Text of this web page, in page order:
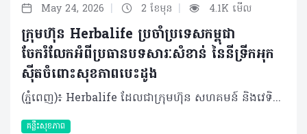
May 24, 2026 | 2 ខែមុន | 4.1K មើល
ក្រុមហ៊ុន Herbalife ប្រចាំប្រទេសកម្ពុជា
ចែករំលែកអំពីប្រធានបទសារៈសំខាន់ នៃនីទ្រីកអុក
ស៊ីតចំពោះសុខភាពបេះដូង
(ភ្នំពេញ)៖ Herbalife ដែលជាក្រុមហ៊ុន សហគមន៍ និងវេទិកាភ្ជាប់ទំនាក់ទំនងលំដាប់ថ្នាក់ពិភពលោក ផ្នែកសុខភាព និងសុខុមាលភាពបានចែករំលែកអំពីសារៈសំខាន់នៃនីទ្រីកអុកស៊ីតចំពោះសុខភាពបេះដូង និងថាតើអ្វីទៅជាការជំរុញនីទ្រីកអុកស៊ីត? មានកត្តាជាច្រើនក្នុងការរស់នៅឱ្យបានល្អបំផុត ហើយក៏មិនចាំបាច់ពិបាកស្មុគស្មាញអ្វីច្រើននោះដែរ។ មានវិធីសាមញ្ញមួយចំនួនដើម្បីគាំទ្រដល់សុខភាពបេះដូងរបស់អ្នកឱ្យមានសុខភាពល្អគឺ តាមរយៈរបបអាហារត្រឹមត្រូវ ការហាត់ប្រាណឱ្យបានទៀងទាត់ និងការទទួលទានអាហាររូបត្ថម្ភជំនួយ។របបអាហារ និងលំហាត់ប្រាណគឺងាយស្រួល ប៉ុន្តែអាហាររូបត្ថម្ភជំនួយវិញ? វិធីដ៏ល្អបំផុតមួយដើម្បីជួយការពារបេះដូងរបស់អ្នកគឺ តាមរយៈនីទ្រីកអុកស៊ីត ឬ ពាក្យកាត់ NO។ តើនីទ្រីកអុកស៊ីតដំណើរការយ៉ាងដូចម្តេច? នីទ្រីកអុកស៊ីត គឺជាឧស្ម័នដែលកើតឡើងពីធម្មជាតិដែលមាននៅទាំងក្នុង និងក្រៅរាងកាយ។ វាការពារប្រព័ន្ធសរសៃឈាមបេះដូងរបស់អ្នកពីការខូចខាត និងការចុះខ្សោយតាមវ័យ ដោយលើកកម្ពស់ភាពយឺត នៃសរសៃឈាម។ នីទ្រីកអុកស៊ីតជួយឱ្យជញ្ជាំងសរសៃឈាមរបស់អ្នកសម្រាក និងរីកធំ ដើម្បីឱ្យកោសិកាឈាមអាចរត់បានយ៉ាងងាយស្រួល។ ដំណើរការនេះអនុញ្ញាតឱ្យសារធាតុចិញ្ចឹម និងអុកស៊ីហ្សែនត្រូវបានបញ្ជូនទៅកាន់រាងកាយឱ្យកាន់តែមានប្រសិទ្ធភាព។ អត្ថប្រយោជន៍ នៃនីទ្រីកអុកស៊ីត នីទ្រីកអុកស៊ីតត្រូវបានគេហៅថាជា "Miracle Molecule" ឬ “ម៉ូលេគុលអស្ចារ្យ” ដោយសារតែអត្ថប្រយោជន៍ជាច្រើនដែលវាមាន។ ផ្អែកលើការសិក្សាមួយដែលបានចុះផ្សាយក្នុងទស្សនាវដ្តីវេជ្ជសាស្ត្រ The Journal of Preventive Medicine and Hygiene បានបង្ហាញឱ្យឃើញពីអត្ថប្រយោជន៍របស់នីទ្រីកអុកស៊ីតដូចខាងក្រោម៖ • ជួយគាំទ្រដល់ដំណើរការបេះដូង • រក្សាសរសៃឈាមឱ្យមានភាពបត់បែន • ធ្វើឱ្យលំហូរឈាមប្រសើរឡើង • គាំទ្រដល់គ្រប់កោសិកាទាំងអស់នៅក្នុងរាងកាយរបស់អ្នក • ជំរុញមុខងារបេះដូង ខួរក្បាល និងសរីរាង្គផ្សេងៗទៀតផងដែរ ការធ្វើឱ្យលំហូរឈាម និងការចរាចរឈាមប្រសើរឡើង នឹងជួយសម្រាលបន្ទុកការងាររបស់បេះដូង។ បេះដូងតែងតែច្របាច់បញ្ជូនកោសិកាឈាមផ្តល់​ថាមពលដល់គ្រប់សាច់ដុំ និងសរីរាង្គក្នុងរាងកាយ។ នីទ្រីកអុកស៊ីតជួយឱ្យសរសៃឈាមសម្រាក អនុញ្ញាតិឱ្យកោសិកាទាំងអស់អាចធ្វើចលនា និងរក្សាសម្ពាធឈាមឱ្យស្ថិតក្នុងកម្រិតដែលមានសុខភាពល្អ។ ការផលិតនីទ្រីកអុកស៊ីត រាងកាយផលិតនីទ្រីកអុកស៊ីតដោយធម្មជាតិក្នុងកំឡុងពេលរំលាយអាហារនៅពេលដែលប្រូតេអ៊ីនត្រូវបានបំបែកទៅជាអាស៊ីតអាមីណូដូចជា L-arginine និង L-citrulline។ នៅពេលដែលសារធាតុ L-arginine ត្រូវបានស្រូបចូលទៅក្នុងកោសិកាដែលនៅតាមជញ្ជាំងសរសៃឈាមរបស់អ្នក វានឹងបំប្លែងទៅជានីទ្រីកអុកស៊ីត (NO)។ L-citrulline គឺជាផលដែលកើតចេញពីការបំប្លែងនោះ ហើយវាដើរតួអ្នកជាការបន្ថែមថាមពល ប៉ុន្តែឥទ្ធិពលវាគឺមានរយៈពេលខ្លី។ នីទ្រីកអុកស៊ីតត្រូវបានបំផ្លាញចោលដោយសារម៉ូលេគុលអុកស៊ីហ្សែនសកម្មក្នុងរយៈពេលតែមួយវិនាទីប៉ុណ្ណោះ បន្ទាប់ពីការផលិត។ ការការពារកម្រិតនីទ្រីកអុកស៊ីត សារធាតុប្រឆាំងអុកស៊ីតកម្ម គឺជាវិធីមួយដើម្បីការពារកម្រិតនីទ្រីកអុកស៊ីតនៅក្នុងរាងកាយរបស់អ្នក។ សារធាតុប្រឆាំងអុកស៊ីតកម្មទាំងនេះជួយឱ្យរាងកាយស្រូបយកម៉ូលេគុលអុកស៊ីហ្សែនសកម្ម មុនពេលពួកវាអាចបង្កៃការខូចខាតណាមួយដល់នីទ្រីកអុកស៊ីត។ តាមរយៈការទទួលទានវីតាមីន C និង E រួមគ្នាជាមួយអាស៊ីត alpha lipoic អ្នកអាចជួយបង្កើតរបាំងការពារសម្រាប់នីទ្រីកអុកស៊ីតបាន។ បន្ទាប់ពីអាយុ ៣០ ឆ្នាំឡើង បរិមាណនីទ្រីកអុកស៊ីតដែលផលិតដោយធម្មជាតិក្នុងរាងកាយចាប់ផ្តើមថយចុះ។ ដូច្នោះហើយទើបវាជាការចាំបាច់ក្នុងជួយការពារ និងជម្រុះការបន្ថែមការផលិត NO ដើម្បីគាំទ្រដល់ប្រព័ន្ធសរសៃឈាមបេះដូងឱ្យមានសុខភាពល្អ។ ការជម្រុញនីទ្រីកអុកស៊ីត ដើម្បីជំរុញការផលិតនីទ្រីកអុកស៊ីតក្នុងរាងកាយ មានរឿងមួយចំនួនដែលអ្នកអាចធ្វើបានជារៀងរាល់ថ្ងៃ។ ជាទូទៅ វាអាស្រ័យលើរបបអាហារ ការហាត់ប្រាណ និងការទទួលទានអាហារូបត្ថម្ភដើម្បីជួយបំពេញបន្ថែម។ ចំពោះអាហារូបត្ថម្ភ អ្នកគួរទទួលទានអាហារដែលសម្បូរសារធាតុចិញ្ចឹមរួមមាន៖ • ប្រូតេអ៊ីនដែលមានគុណភាពខ្ពស់ដូចជាសណ្តែកសៀង សាច់ គ្រាប់ធញ្ញជាតិ ទឹកដោះគោ និងអាហារក្រឡុកប្រូតេអ៊ីន • បន្លែដែលមានសារធាតុនីត្រាតខ្ពស់ដូចជា គិនឆាយ សាឡាត់ មើមឆៃថាវក្រហម ស្ពៃពួយឡេង និងអាហារបំប៉នបន្លែបៃតង ក៏ជាជម្រើសដ៏ល្អដែរ • អាស៊ីតខ្លាញ់អូមេហ្គា ៣ ក៏ជួយកាត់បន្ថយការរលាកក្នុងរាងកាយផងដែរ របបអាហារដែលមានតុល្យភាពមិនមែនជាវិធីតែមួយគត់ដើម្បីបង្កើនកម្រិតនីទ្រីកអុកស៊ីតរបស់អ្នកនោះទេ។ វាក៏សំខាន់ផងដែរក្នុងការផ្តោតលើសុខុមាលភាពទូទៅរបស់អ្នកដូចជា៖ • ធានាថាអ្នកបានរក្សាជាតិទឹកបានគ្រប់គ្រាន់ • គេងឱ្យបានគ្រប់គ្រាន់ • និងបង្កើនសកម្មភាពរាងកាយ ការហាត់ប្រាណគឺជាចំណុចសំខាន់មួយ ព្រោះការផលិតនីទ្រីកអុកស៊ីតកើនឡើងយ៉ាងខ្លាំងក្នុងកំឡុងពេលធ្វើសកម្មភាពរាងកាយគ្រប់កម្រិត។ មិនថាការដើរ រត់ ជិះកង់ ហែលទឹក ឬសូម្បីតែការឡើងជណ្តើរ សុទ្ធតែជួយទ្រទ្រង់កម្រិត NO និងរបៀបរស់នៅដែលមានសុខភាពល្អទាំងអស់។ ការប្រើប្រាស់អាហារូបត្ថម្ភជំនួយ ក៏ជាកត្តាសំខាន់ផងដែរ ព្រោះសូម្បីតែរបបអាហារដែលមានតុល្យភាពបំផុតក៏នៅតែមានចន្លោះខ្វះខាតសារធាតុចិញ្ចឹមដែរ។ ដូច្នោះហើយអាហារូបត្ថម្ភជំនួយដូចជា អាហារក្រឡុកប្រូតេអ៊ីន អាហារូបត្ថម្ភជំនួយបន្លែបៃតង និងអូមេហ្គា ៣ គឺអាចជួយបំពេញចន្លោះខ្វះខាតបានយ៉ាងច្រើន។ សម្រាប់ការគាំទ្រកម្រិតនីទ្រីកអុកស៊ីត អាស៊ីតអាមីណូដូចជា L-arginine និង L-citrulline វីតាមីន C និង E អាស៊ីត alpha lipoic និងអាស៊ីតហ្វូលិក គឺពិតជាត្រូវការចាំបាច់។ ផលិតផល Herbalife® Vitality Amino Drink មានផ្ទុកនូវគ្រឿងផ្សំទាំងអស់នេះ និងជាជម្រើសដ៏ល្អសម្រាប់គាំទ្រដល់សុខភាពសរសៃឈាមបេះដូងរបស់អ្នក។ Vitality Amino Drink រួមបញ្ចូលគ្នានូវអាស៊ីតអាមីណូ និងសារធាតុប្រឆាំងអុកស៊ីតកម្មដែលចាំបាច់ដើម្បីគាំទ្រដល់ការផលិត និងរក្សាកម្រិត NO ដើម្បីរក្សាសរសៃឈាមឱ្យមានភាពបត់បែន។ ផលិតផល Herbalife24® Rebuild Strength ក៏ជាជម្រើសដ៏ល្អមួយទៀតដែលជួយបង្កើនកម្រិត NO ក្នុងរាងកាយរបស់អ្នក។ នៅពេលទទួលទានមុនពេលហាត់ប្រាណ វាជួយគាំទ្រដល់លំហូរឈាម និងធ្វើឱ្យសមត្ថភាពកីឡា និងភាពធន់ប្រសើរឡើង។ ការរក្សាកម្រិតនីទ្រីកអុកស៊ីតឱ្យបានខ្ពស់ គឺជាគន្លឹះសម្រាប់សុខភាពរាងកាយ និងបេះដូង ។ អ្នកអាចជួយឱ្យបេះដូងមានសុខភាពល្អទៅតាមវ័យ តាមរយៈការរក្សាភាពបត់បែននៃសរសៃឈាម និងការកែលម្អលំហូរឈាមក្នុងរាងកាយ ជាមួយនឹងសារធាតុ L-arginine និង L-citrulline ដែលមាននៅក្នុងផលិតផល Vitality Amino Drink ។ ការផ្ដោតលើរបបអាហារដែលមានតុល្យភាព ការហាត់ប្រាណឱ្យបានទៀងទាត់ និងការទទួលបានកម្រិត NO ឱ្យបានគ្រប់គ្រាន់ គឺជាគន្លឹះក្នុងការគាំទ្រដល់សុខភាពបេះដូង និងការរស់នៅឱ្យបានល្អបំផុត។ អំពីក្រុមហ៊ុន Herbalife ក្រុមហ៊ុន Herbalife (NYSE: HLF) គឺជាក្រុមហ៊ុនសុខភាព និងសុខុមាលភាពឈានមុខគេ និងជាសហគមន៍ដែលកំពុងផ្លាស់ប្តូរជីវិតរបស់មនុស្សជាមួយនឹងផលិតផលអាហារូបត្ថម្ភដ៏អស្ចារ្យ និងជាឱកាសអាជីវកម្មសម្រាប់សមាជិកឯករាជ្យរបស់ខ្លួនចាប់តាំងពីឆ្នាំ 1980។ ក្រុមហ៊ុនផ្តល់ជូននូវផលិតផលដែលគាំទ្រដោយវិទ្យាសាស្រ្តដល់អ្នកប្រើប្រាស់នៅក្នុងទីផ្សារជាង 90។ តាមរយៈសមាជិកឯករាជ្យដែលផ្តល់ជូននូវការបណ្តុះបណ្តាល​មួយទល់មួយ និងផ្តល់ការគាំទ្រសហគមន៍ដោយបំផុសគំនិតឱ្យអតិថិជនប្រកាន់ខ្ជាប់នូវរបៀបរស់នៅដែលមានភាពសកម្ម។
គន្លឹះសុខភាព